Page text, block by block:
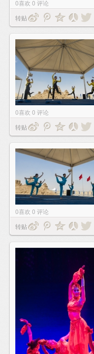
0喜欢 0 评论
转贴
0喜欢 0 评论
转贴
0喜欢 0 评论
转贴